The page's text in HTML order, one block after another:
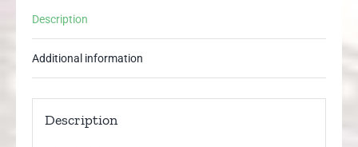
Olympic
Description
Additional information
Description